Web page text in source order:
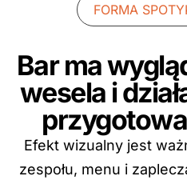
FORMA
Bar ma
wesela i
Efekt wizualny jest
zespołu, menu i